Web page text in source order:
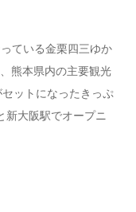
ている金栗四三ゆか
熊本県内の主要観光
ットになったきっぷ
新大阪駅でオープニ